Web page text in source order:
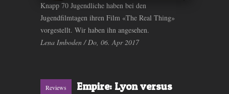
Knapp 70 Jugendliche haben bei den
Jugendfilmtagen ihren Film «The Real Thing»
vorgestellt. Wir haben ihn angesehen.
Lena Imboden / Do, 06. Apr 2017
Reviews
Empire: Lyon versus